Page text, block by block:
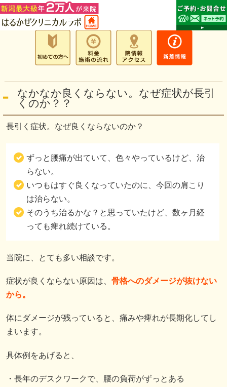
なかなか良くならない。なぜ症状が長引
くのか？？
長引く症状。なぜ良くならないのか？
ずっと腰痛が出ていて、色々やっているけど、治
らない。
いつもはすぐ良くなっていたのに、今回の肩こり
は治らない。
そのうち治るかな？と思っていたけど、数ヶ月経
っても痺れ続けている。
当院に、とても多い相談です。
症状が良くならない原因は、 骨格へのダメージが抜けない
から。
体にダメージが残っていると、痛みや痺れが長期化してし
まいます。
具体例をあげると、
・長年のデスクワークで、腰の負荷がずっとある